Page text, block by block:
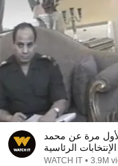
لأول مرة عن محمد
الرئاسية
WATCH IT • 3.9M